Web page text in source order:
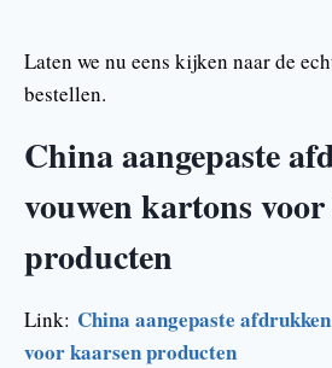
Laten we nu eens kijken naar de
bestellen.
China aangepaste
vouwen kartons
producten
Link: China aangepaste
voor kaarsen producten